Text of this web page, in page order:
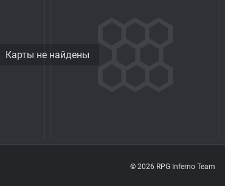
Карты не найдены
© 2026 RPG Inferno Team